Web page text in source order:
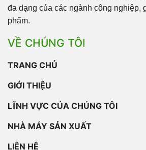
đa dạng của các ngành công nghiệp,
phẩm.
VỀ CHÚNG TÔI
TRANG CHỦ
GIỚI THIỆU
LĨNH VỰC CỦA CHÚNG TÔI
NHÀ MÁY SẢN XUẤT
LIÊN HỆ